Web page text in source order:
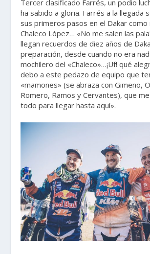
Tercer clasificado Farrés, un podio
ha sabido a gloria. Farrés a la llegada
sus primeros pasos en el Dakar como
Chaleco López… «No me salen las
llegan recuerdos de diez años de
preparación, desde cuando no era
mochilero del «Chaleco»…¡Uf! qué
debo a este pedazo de equipo que
«mamones» (se abraza con Gimeno,
Romero, Ramos y Cervantes), que
todo para llegar hasta aquí».